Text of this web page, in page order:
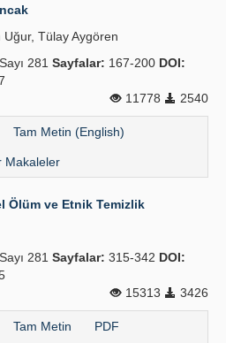
Tülay Aygören
281 Sayfalar: 167-200 DOI:
11778
2540
Tam Metin (English)
Makaleler
Ölüm ve Etnik Temizlik
281 Sayfalar: 315-342 DOI:
15313
3426
Tam Metin PDF